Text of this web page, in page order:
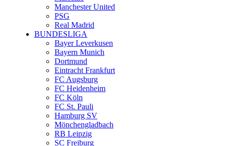
Manchester United
PSG
Real Madrid
BUNDESLIGA
Bayer Leverkusen
Bayern Munich
Dortmund
Eintracht Frankfurt
FC Augsburg
FC Heidenheim
FC Köln
FC St. Pauli
Hamburg SV
Mönchengladbach
RB Leipzig
SC Freiburg